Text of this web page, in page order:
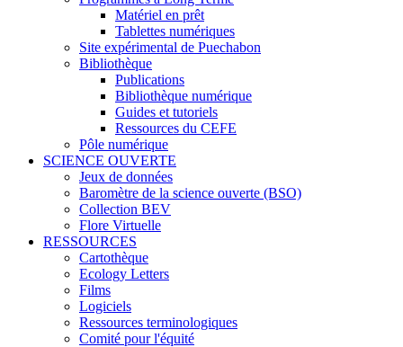
Matériel en prêt
Tablettes numériques
Site expérimental de Puechabon
Bibliothèque
Publications
Bibliothèque numérique
Guides et tutoriels
Ressources du CEFE
Pôle numérique
SCIENCE OUVERTE
Jeux de données
Baromètre de la science ouverte (BSO)
Collection BEV
Flore Virtuelle
RESSOURCES
Cartothèque
Ecology Letters
Films
Logiciels
Ressources terminologiques
Comité pour l'équité